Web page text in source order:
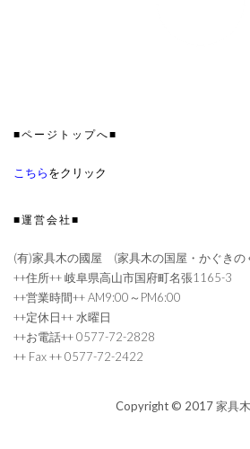
■ページトップへ■
こちらをクリック
■運営会社■
(有)家具木の國屋 (家具木の国屋・かぐきの
++住所++ 岐阜県高山市国府町名張1165-3
++営業時間++ AM9:00～PM6:00
++定休日++ 水曜日
++お電話++ 0577-72-2828
++ Fax ++ 0577-72-2422
Copyright © 2017 家具